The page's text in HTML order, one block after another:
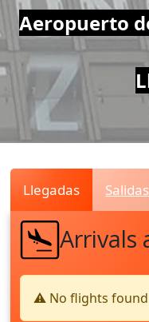
Air
Traffic
Live
Aeropuerto
Llegadas Salidas
Arrivals
⚠️ No flights found